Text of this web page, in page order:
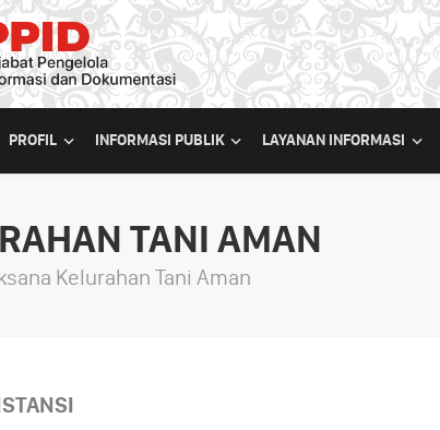
PROFIL INFORMASI PUBLIK LAYANAN INFORMASI
TANI AMAN
Kelurahan Tani Aman